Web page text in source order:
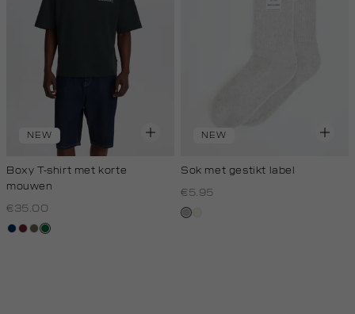
NEW
Boxy T-shirt met korte
mouwen
€35.00
donkerblauw
bordeaux
lichtbruin
donkergroen
NEW
Sok met gestikt label
€5.95
grijs,